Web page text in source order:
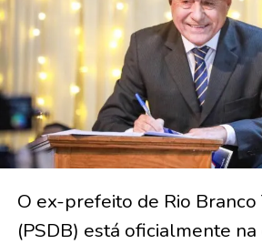
O ex-prefeito de Rio
(PSDB) está oficialmente